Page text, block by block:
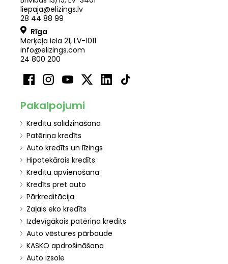
liepaja@elizings.lv
28 44 88 99
Rīga
Merķeļa iela 21, LV-1011
info@elizings.com
24 800 200
Pakalpojumi
Kredītu salīdzināšana
Patēriņa kredīts
Auto kredīts un līzings
Hipotekārais kredīts
Kredītu apvienošana
Kredīts pret auto
Pārkreditācija
Zaļais eko kredīts
Izdevīgākais patēriņa kredīts
Auto vēstures pārbaude
KASKO apdrošināšana
Auto izsole